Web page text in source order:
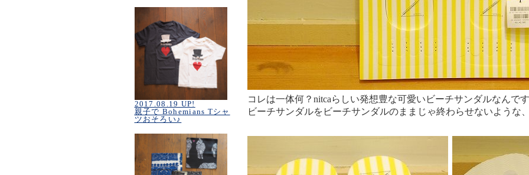
2017.08.19 UP!
親子で Bohemians Tシャ
ツおそろい♪
コレは一体何？nitcaらしい発想豊な可愛いビーチサンダルなんで
ビーチサンダルをビーチサンダルのままじゃ終わらせないような